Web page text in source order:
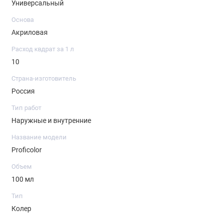
соотношении.
Универсальный
Основа
Акриловая
Расход квдрат за 1 л
10
Страна-изготовитель
Россия
Тип работ
Наружные и внутренние
Название модели
Proficolor
Объем
100 мл
Тип
Колер